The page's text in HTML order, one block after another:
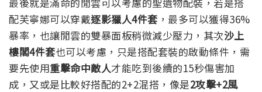
配芙寧娜可以穿戴逐影獵人4件套 ，最多可以獲得36%
暴率，也讓閒雲的雙暴面板稍微減少壓力，其次沙上
樓閣4件套也可以考慮，只是搭配套裝的啟動條件，需
要先使用重擊命中敵人才能吃到後續的15秒傷害加
成， 又或是比較好搭配的2+2混搭，像是2攻擊+2風